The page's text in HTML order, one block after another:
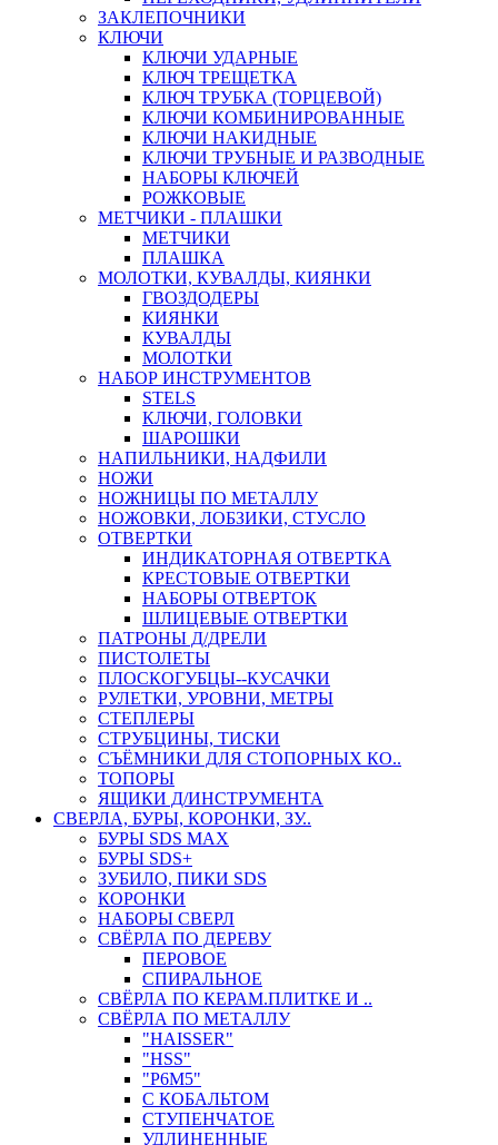
ЗАКЛЕПОЧНИКИ
КЛЮЧИ
КЛЮЧИ УДАРНЫЕ
КЛЮЧ ТРЕЩЕТКА
КЛЮЧ ТРУБКА (ТОРЦЕВОЙ)
КЛЮЧИ КОМБИНИРОВАННЫЕ
КЛЮЧИ НАКИДНЫЕ
КЛЮЧИ ТРУБНЫЕ И РАЗВОДНЫЕ
НАБОРЫ КЛЮЧЕЙ
РОЖКОВЫЕ
МЕТЧИКИ - ПЛАШКИ
МЕТЧИКИ
ПЛАШКА
МОЛОТКИ, КУВАЛДЫ, КИЯНКИ
ГВОЗДОДЕРЫ
КИЯНКИ
КУВАЛДЫ
МОЛОТКИ
НАБОР ИНСТРУМЕНТОВ
STELS
КЛЮЧИ, ГОЛОВКИ
ШАРОШКИ
НАПИЛЬНИКИ, НАДФИЛИ
НОЖИ
НОЖНИЦЫ ПО МЕТАЛЛУ
НОЖОВКИ, ЛОБЗИКИ, СТУСЛО
ОТВЕРТКИ
ИНДИКАТОРНАЯ ОТВЕРТКА
КРЕСТОВЫЕ ОТВЕРТКИ
НАБОРЫ ОТВЕРТОК
ШЛИЦЕВЫЕ ОТВЕРТКИ
ПАТРОНЫ Д/ДРЕЛИ
ПИСТОЛЕТЫ
ПЛОСКОГУБЦЫ--КУСАЧКИ
РУЛЕТКИ, УРОВНИ, МЕТРЫ
СТЕПЛЕРЫ
СТРУБЦИНЫ, ТИСКИ
СЪЁМНИКИ ДЛЯ СТОПОРНЫХ КО..
ТОПОРЫ
ЯЩИКИ Д/ИНСТРУМЕНТА
СВЕРЛА, БУРЫ, КОРОНКИ, ЗУ..
БУРЫ SDS MAX
БУРЫ SDS+
ЗУБИЛО, ПИКИ SDS
КОРОНКИ
НАБОРЫ СВЕРЛ
СВЁРЛА ПО ДЕРЕВУ
ПЕРОВОЕ
СПИРАЛЬНОЕ
СВЁРЛА ПО КЕРАМ.ПЛИТКЕ И ..
СВЁРЛА ПО МЕТАЛЛУ
"HAISSER"
"HSS"
"Р6М5"
С КОБАЛЬТОМ
СТУПЕНЧАТОЕ
УДЛИНЕННЫЕ